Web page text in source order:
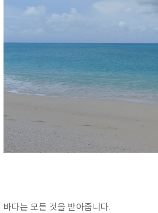
바다는 모든 것을 받아줍니다.